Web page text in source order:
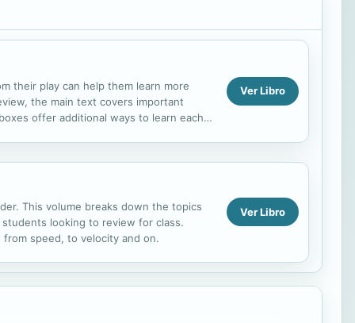
their play can help them learn more
the main text covers important
offer additional ways to learn each
Ver Libro
This volume breaks down the topics
looking to review for class.
speed, to velocity and on.
Ver Libro